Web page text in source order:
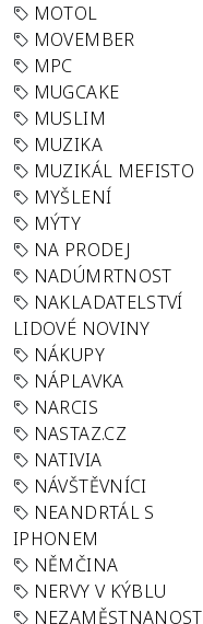
MOTOL
MOVEMBER
MPC
MUGCAKE
MUSLIM
MUZIKA
MUZIKÁL MEFISTO
MYŠLENÍ
MÝTY
NA PRODEJ
NADÚMRTNOST
NAKLADATELSTVÍ
LIDOVÉ NOVINY
NÁKUPY
NÁPLAVKA
NARCIS
NASTAZ.CZ
NATIVIA
NÁVŠTĚVNÍCI
NEANDRTÁL S
IPHONEM
NĚMČINA
NERVY V KÝBLU
NEZAMĚSTNANOST